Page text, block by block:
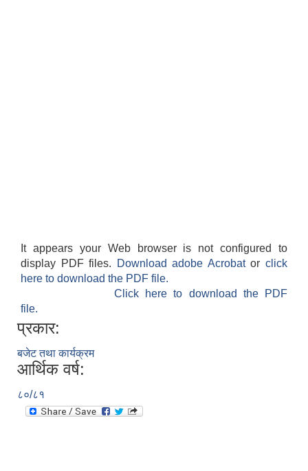
It appears your Web browser is not configured to
display PDF files.
Download adobe Acrobatorclick
here to download the PDF file.
Click here to download the PDF
file.
प्रकार:
बजेट तथा कार्यक्रम
आर्थिक वर्ष:
८०/८१